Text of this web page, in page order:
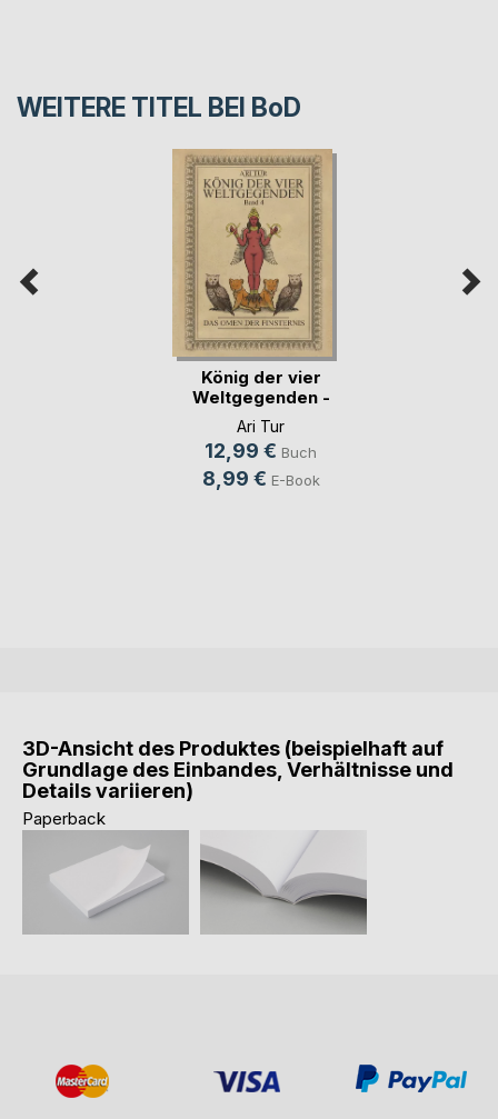
WEITERE TITEL BEI BoD
König der vier
Weltgegenden -
Band 4
Ari Tur
12,99 € Buch
8,99 € E-Book
3D-Ansicht des Produktes (beispielhaft auf
Grundlage des Einbandes, Verhältnisse und
Details variieren)
Paperback